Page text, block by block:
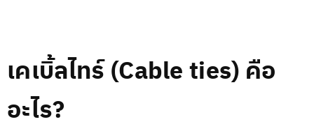
เคเบิ้ลไทร์ (Cable ties) คือ
อะไร?